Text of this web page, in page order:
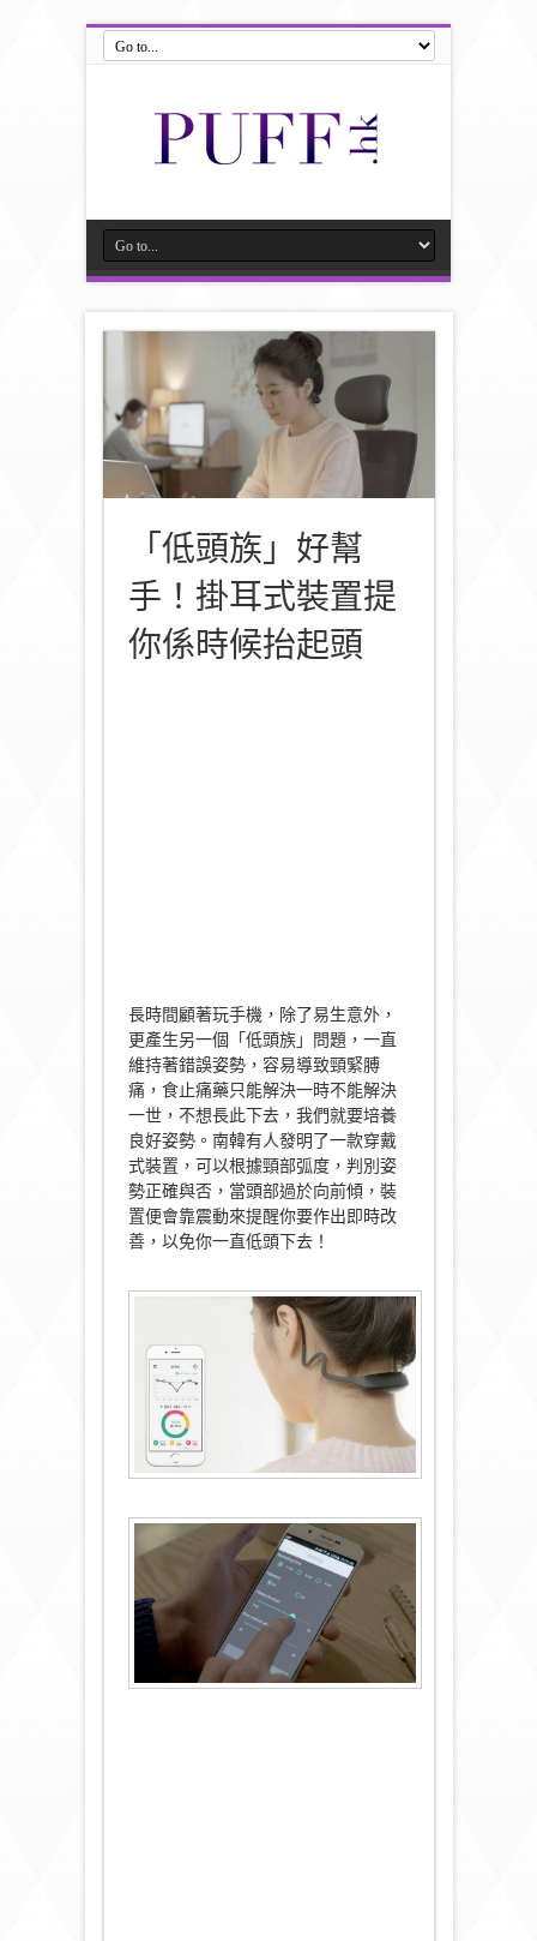
「低頭族」好幫
手！掛耳式裝置提
你係時候抬起頭
長時間顧著玩手機，除了易生意外，
更產生另一個「低頭族」問題，一直
維持著錯誤姿勢，容易導致頸緊膊
痛，食止痛藥只能解決一時不能解決
一世，不想長此下去，我們就要培養
良好姿勢。南韓有人發明了一款穿戴
式裝置，可以根據頸部弧度，判別姿
勢正確與否，當頭部過於向前傾，裝
置便會靠震動來提醒你要作出即時改
善，以免你一直低頭下去！